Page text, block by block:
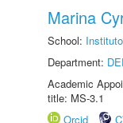
Marina
School:
Department:
Academic
title: MS-3.1
Orcid